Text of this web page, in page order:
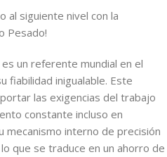
al siguiente nivel con la
Pesado!
un referente mundial en el
fiabilidad inigualable. Este
las exigencias del trabajo
constante incluso en
mecanismo interno de precisión
que se traduce en un ahorro de